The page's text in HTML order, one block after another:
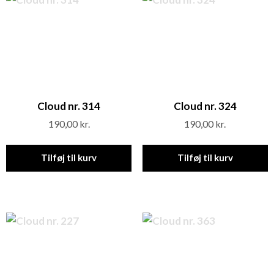
Cloud nr. 314
190,00 kr.
Tilføj til kurv
Cloud nr. 324
190,00 kr.
Tilføj til kurv